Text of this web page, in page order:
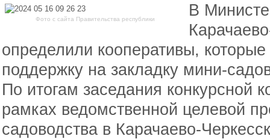
Фото с сайта Правительства республики
В
определили кооперативы,
поддержку на закладку мини-
По итогам заседания конкурсной
рамках ведомственной целевой
садоводства в Карачаево-